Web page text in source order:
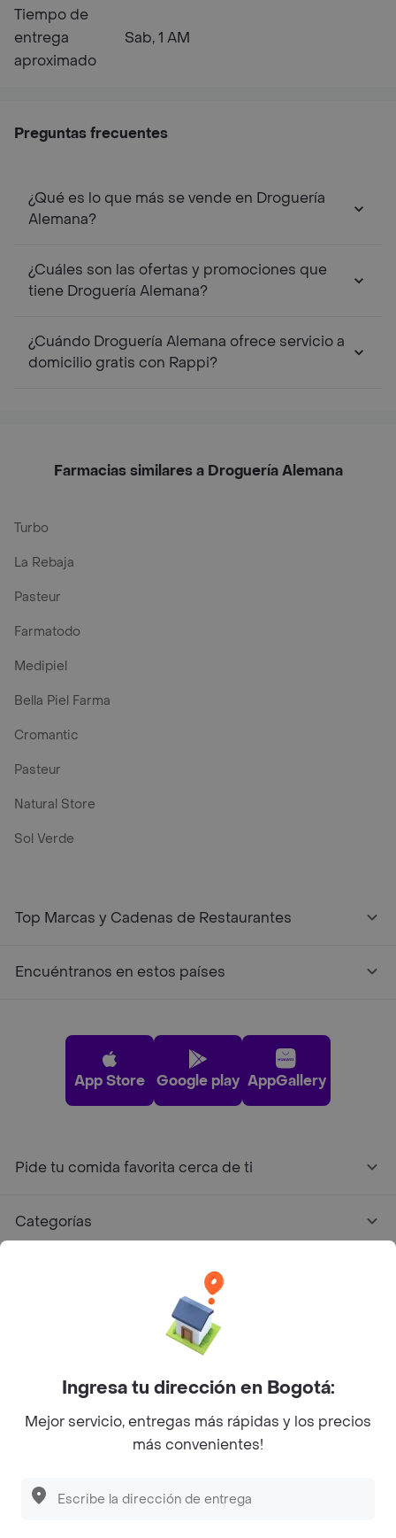
Tiempo de
entrega
aproximado
Sab, 1 AM
Preguntas frecuentes
¿Qué es lo que más se vende en Droguería
Alemana?
¿Cuáles son las ofertas y promociones que
tiene Droguería Alemana?
¿Cuándo Droguería Alemana ofrece servicio a
domicilio gratis con Rappi?
Farmacias similares a Droguería Alemana
Turbo
La Rebaja
Pasteur
Farmatodo
Medipiel
Bella Piel Farma
Cromantic
Pasteur
Natural Store
Sol Verde
Top Marcas y Cadenas de Restaurantes
Encuéntranos en estos países
App Store Google play AppGallery
Pide tu comida favorita cerca de ti
Categorías
Facebook
Twitter
Instagram
©2026Rappi Inc. All rights reserved.
Ingresa tu dirección en Bogotá:
Mejor servicio, entregas más rápidas y los precios
más convenientes!